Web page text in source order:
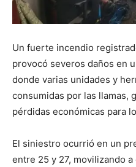
Un fuerte incendio
provocó severos daños en
donde varias unidades y
consumidas por las llamas,
pérdidas económicas para
El siniestro ocurrió en un
entre 25 y 27, movilizando